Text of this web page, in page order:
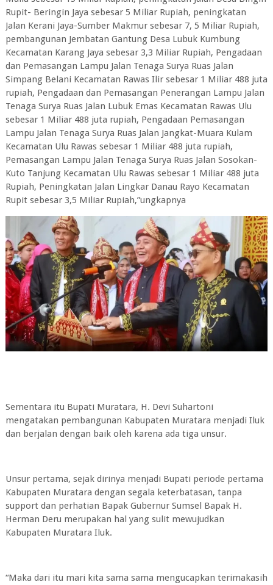
Rupit- Beringin Jaya sebesar 5 Miliar Rupiah, peningkatan
Jalan Kerani Jaya-Sumber Makmur sebesar 7, 5 Miliar Rupiah,
pembangunan Jembatan Gantung Desa Lubuk Kumbung
Kecamatan Karang Jaya sebesar 3,3 Miliar Rupiah, Pengadaan
dan Pemasangan Lampu Jalan Tenaga Surya Ruas Jalan
Simpang Belani Kecamatan Rawas Ilir sebesar 1 Miliar 488 juta
rupiah, Pengadaan dan Pemasangan Penerangan Lampu Jalan
Tenaga Surya Ruas Jalan Lubuk Emas Kecamatan Rawas Ulu
sebesar 1 Miliar 488 juta rupiah, Pengadaan Pemasangan
Lampu Jalan Tenaga Surya Ruas Jalan Jangkat-Muara Kulam
Kecamatan Ulu Rawas sebesar 1 Miliar 488 juta rupiah,
Pemasangan Lampu Jalan Tenaga Surya Ruas Jalan Sosokan-
Kuto Tanjung Kecamatan Ulu Rawas sebesar 1 Miliar 488 juta
Rupiah, Peningkatan Jalan Lingkar Danau Rayo Kecamatan
Rupit sebesar 3,5 Miliar Rupiah,”ungkapnya
Sementara itu Bupati Muratara, H. Devi Suhartoni
mengatakan pembangunan Kabupaten Muratara menjadi Iluk
dan berjalan dengan baik oleh karena ada tiga unsur.
Unsur pertama, sejak dirinya menjadi Bupati periode pertama
Kabupaten Muratara dengan segala keterbatasan, tanpa
support dan perhatian Bapak Gubernur Sumsel Bapak H.
Herman Deru merupakan hal yang sulit mewujudkan
Kabupaten Muratara Iluk.
“Maka dari itu mari kita sama sama mengucapkan terimakasih